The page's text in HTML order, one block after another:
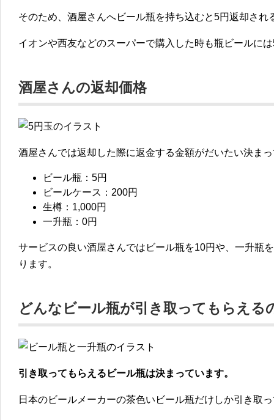
そのため、酒屋さんへビール瓶を持ち込むと5円返却され
イオンや西友などのスーパーで購入した時も瓶ビールに
酒屋さんの返却価格
酒屋さんでは返却した際に返金する金額がだいたい決ま
ビール瓶：5円
ビールケース：200円
生樽：1,000円
一升瓶：0円
サービスの良い酒屋さんではビール瓶を10円や、一升瓶
ります。
どんなビール瓶が引き取ってもらえる
引き取ってもらえるビール瓶は決まっています。
日本のビールメーカーの茶色いビール瓶だけしか引き取